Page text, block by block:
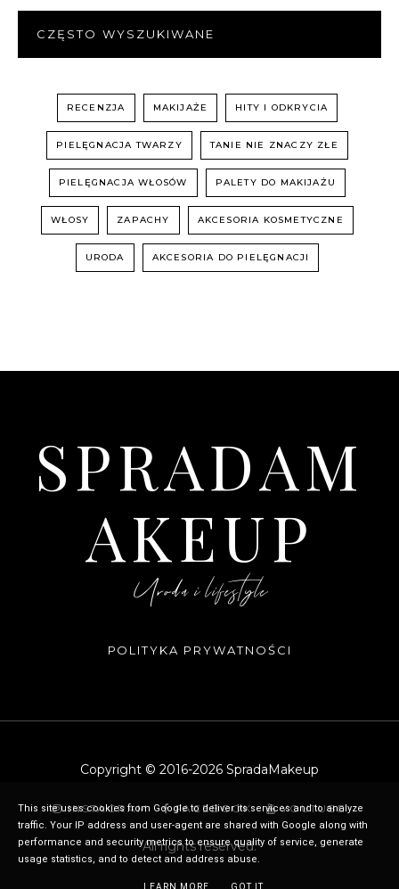
CZĘSTO WYSZUKIWANE
RECENZJA MAKIJAŻE HITY I ODKRYCIA
PIELĘGNACJA TWARZY TANIE NIE ZNACZY ZŁE
PIELĘGNACJA WŁOSÓW PALETY DO MAKIJAŻU
WŁOSY ZAPACHY AKCESORIA KOSMETYCZNE
URODA AKCESORIA DO PIELĘGNACJI
SPRADAM
AKEUP
Uroda i lifestyle
POLITYKA PRYWATNOŚCI
Copyright © 2016-2026 SpradaMakeup
INSTAGRAM FACEBOOK YOUTUBE
All rights reserved.
This site uses cookies from Google to deliver its services and to analyze
traffic. Your IP address and user-agent are shared with Google along with
performance and security metrics to ensure quality of service, generate
usage statistics, and to detect and address abuse.
LEARN MORE GOT IT